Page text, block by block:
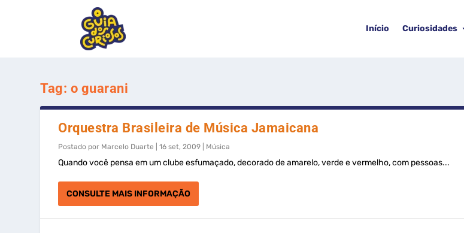
Início Curiosidades
Tag: o guarani
Orquestra Brasileira de Música Jamaicana
Postado por Marcelo Duarte |16 set, 2009 Música
Quando você pensa em um clube esfumaçado, decorado de amarelo, verde e vermelho, com pessoas...
CONSULTE MAIS INFORMAÇÃO